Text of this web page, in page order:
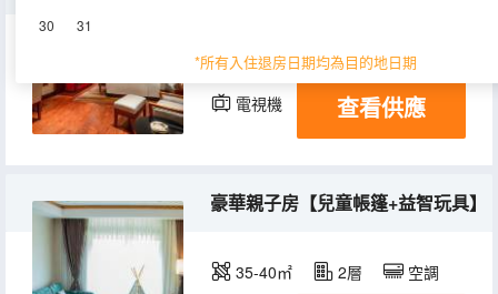
30 31
*所有入住退房日期均為目的地日期
35㎡ 5-6層 空調
電視機 冰箱
查看供應
豪華親子房【兒童帳篷+益智玩具】
35-40㎡ 2層 空調